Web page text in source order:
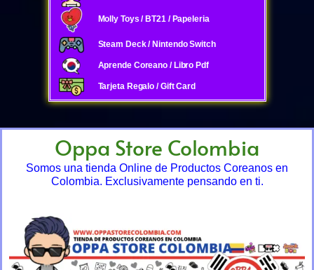
Molly Toys / BT21 / Papeleria
Steam Deck / Nintendo Switch
Aprende Coreano / Libro Pdf
Tarjeta Regalo / Gift Card
Oppa Store Colombia
Somos una tienda Online de Productos Coreanos en
Colombia. Exclusivamente pensando en ti.